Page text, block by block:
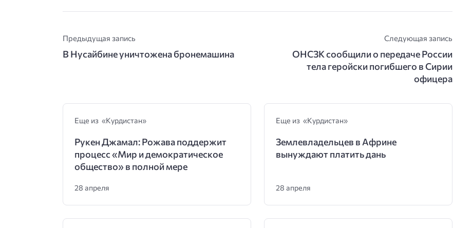
Предыдущая запись
В Нусайбине уничтожена бронемашина
Следующая запись
ОНСЗК сообщили о передаче России
тела геройски погибшего в Сирии
офицера
Еще из «Курдистан»
Рукен Джамал: Рожава поддержит
процесс «Мир и демократическое
общество» в полной мере
28 апреля
Еще из «Курдистан»
Землевладельцев в Африне
вынуждают платить дань
28 апреля